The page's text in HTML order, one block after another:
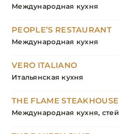
Международная кухня
PEOPLE’S RESTAURANT
Международная кухня
VERO ITALIANO
Итальянская кухня
THE FLAME STEAKHOUSE
Международная кухня,